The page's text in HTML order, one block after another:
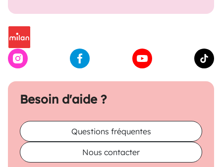
Besoin d'aide ?
Questions fréquentes
Nous contacter